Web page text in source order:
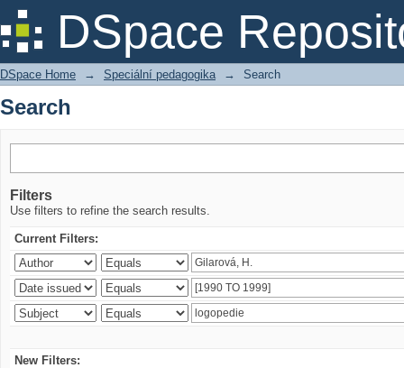
DSpace
Search
DSpace Home → Speciální pedagogika → Search
Search
Filters
Use filters to refine the search results.
Current Filters:
New Filters: